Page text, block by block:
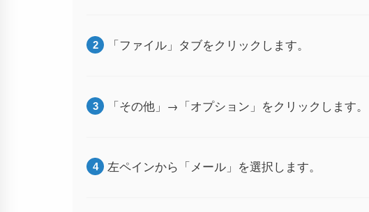
「ファイル」タブをクリックします。
「その他」→「オプション」をクリックします。
左ペインから「メール」を選択します。